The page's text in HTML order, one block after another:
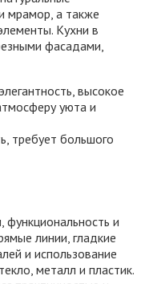
мрамор, а также
Кухни в
фасадами,
высокое
уюта и
требует большого
и
линии, гладкие
и использование
металл и пластик.